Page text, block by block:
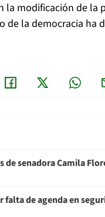
la modificación de la
de la democracia ha
de senadora Camila
de agenda en